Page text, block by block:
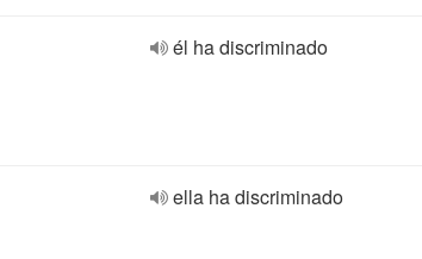
él ha discriminado
ella ha discriminado